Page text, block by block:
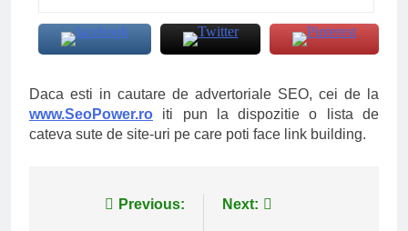
Daca esti in cautare de advertoriale SEO, cei de la
www.SeoPower.ro iti pun la dispozitie o lista de
cateva sute de site-uri pe care poti face link building.
NavigarePrevious: Next: